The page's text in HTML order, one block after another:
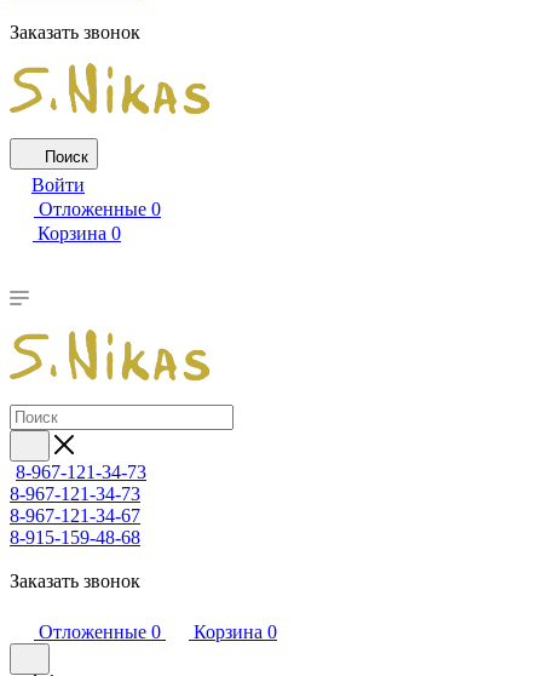
Заказать звонок
Поиск
Войти
Отложенные 0
Корзина 0
8-967-121-34-73
8-967-121-34-73
8-967-121-34-67
8-915-159-48-68
Заказать звонок
Отложенные 0 Корзина 0